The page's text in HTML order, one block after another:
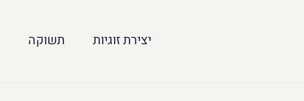
תשוקה יצירת זוגיות